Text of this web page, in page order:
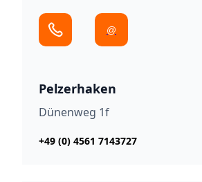
@
Pelzerhaken
Dünenweg 1f
+49 (0) 4561 7143727